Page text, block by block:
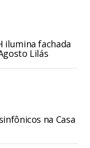
ilumina fachada
Lilás
na Casa